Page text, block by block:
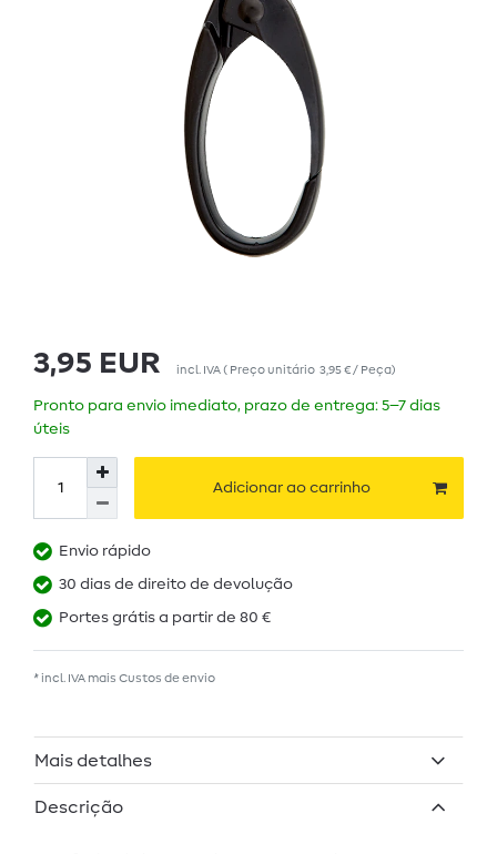
3,95 EUR incl. IVA( Preço unitário 3,95 € / Peça)
Pronto para envio imediato, prazo de entrega: 5–7 dias
úteis
Adicionar ao carrinho
Envio rápido
30 dias de direito de devolução
Portes grátis a partir de 80 €
* incl. IVA mais Custos de envio
Mais detalhes
Descrição